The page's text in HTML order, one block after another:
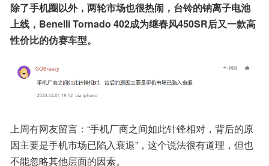
除了手机圈以外，两轮市场也很热闹，台铃的钠离子电池
上线，Benelli Tornado 402成为继春风450SR后又一款高
性价比的仿赛车型。
上周有网友留言：“手机厂商之间如此针锋相对，背后的原
因主要是手机市场已陷入衰退”，这个说法很有道理，但也
不能忽略其他层面的因素。